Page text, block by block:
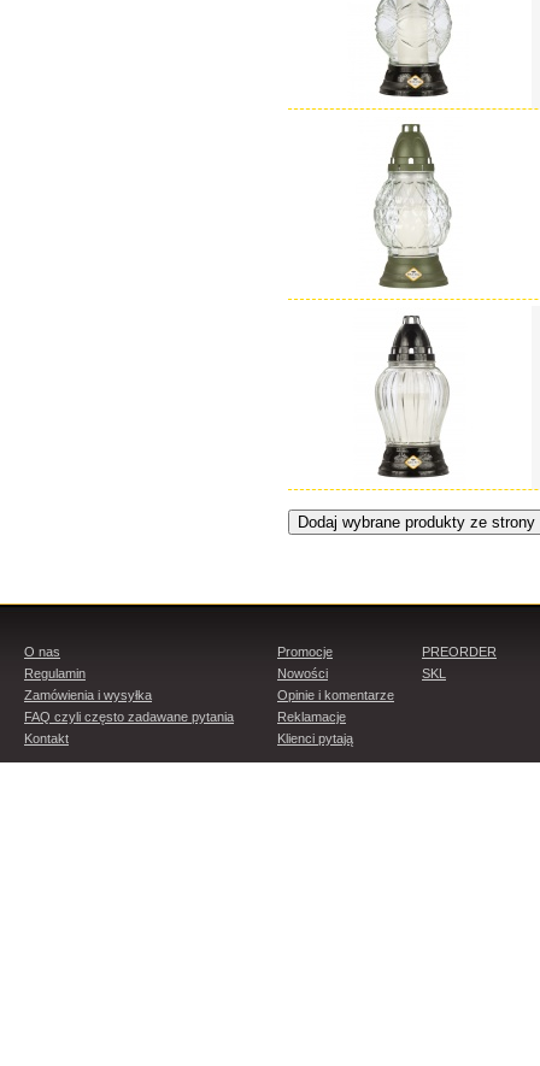
O nas
Regulamin
Zamówienia i wysyłka
FAQ czyli często zadawane pytania
Kontakt
Promocje
Nowości
Opinie i komentarze
Reklamacje
Klienci pytają
PREORDER
SKL